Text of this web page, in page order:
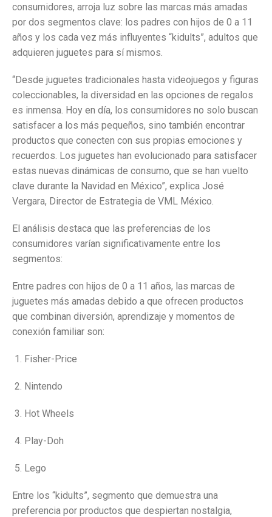
consumidores, arroja luz sobre las marcas más amadas
por dos segmentos clave: los padres con hijos de 0 a 11
años y los cada vez más influyentes “kidults”, adultos que
adquieren juguetes para sí mismos.
“Desde juguetes tradicionales hasta videojuegos y figuras
coleccionables, la diversidad en las opciones de regalos
es inmensa. Hoy en día, los consumidores no solo buscan
satisfacer a los más pequeños, sino también encontrar
productos que conecten con sus propias emociones y
recuerdos. Los juguetes han evolucionado para satisfacer
estas nuevas dinámicas de consumo, que se han vuelto
clave durante la Navidad en México”, explica José
Vergara, Director de Estrategia de VML México.
El análisis destaca que las preferencias de los
consumidores varían significativamente entre los
segmentos:
Entre padres con hijos de 0 a 11 años, las marcas de
juguetes más amadas debido a que ofrecen productos
que combinan diversión, aprendizaje y momentos de
conexión familiar son:
Fisher-Price
Nintendo
Hot Wheels
Play-Doh
Lego
Entre los “kidults”, segmento que demuestra una
preferencia por productos que despiertan nostalgia,